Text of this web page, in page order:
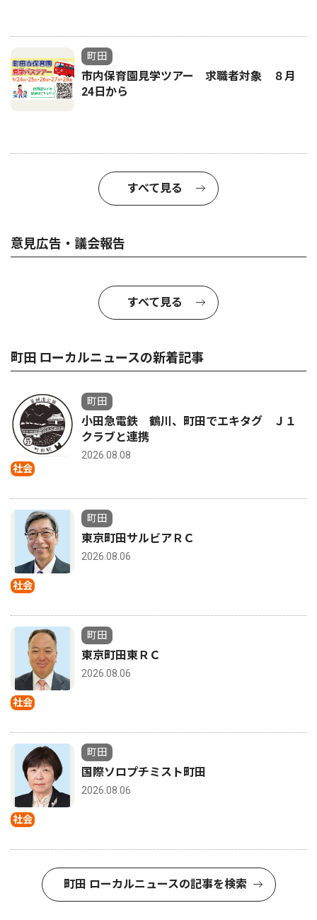
町田
市内保育園見学ツアー 求職者対象 ８月
24日から
すべて見る
意見広告・議会報告
すべて見る
町田 ローカルニュースの新着記事
社会
町田
小田急電鉄 鶴川、町田でエキタグ Ｊ１
クラブと連携
2026.08.08
社会
町田
東京町田サルビアＲＣ
2026.08.06
社会
町田
東京町田東ＲＣ
2026.08.06
社会
町田
国際ソロプチミスト町田
2026.08.06
町田 ローカルニュースの記事を検索